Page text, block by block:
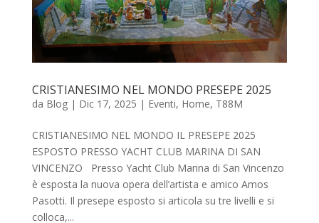
CRISTIANESIMO NEL MONDO PRESEPE 2025
da Blog| Dic 17, 2025 | Eventi, Home, T88M
CRISTIANESIMO NEL MONDO IL PRESEPE 2025
ESPOSTO PRESSO YACHT CLUB MARINA DI SAN
VINCENZO Presso Yacht Club Marina di San Vincenzo
è esposta la nuova opera dell’artista e amico Amos
Pasotti. Il presepe esposto si articola su tre livelli e si
colloca,...